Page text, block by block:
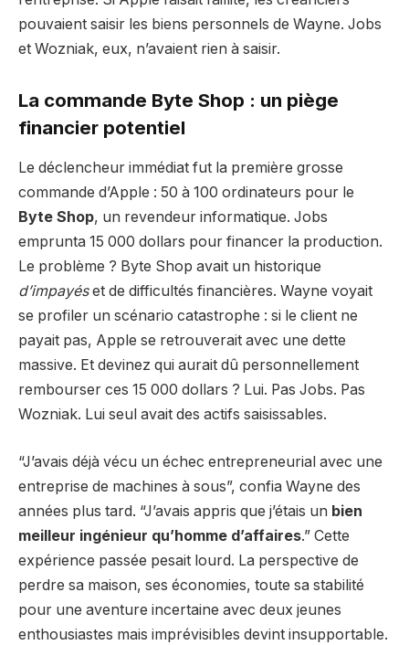
pouvaient saisir les biens personnels de Wayne. Jobs
et Wozniak, eux, n’avaient rien à saisir.
La commande Byte Shop : un piège
financier potentiel
Le déclencheur immédiat fut la première grosse
commande d’Apple : 50 à 100 ordinateurs pour le
Byte Shop, un revendeur informatique. Jobs
emprunta 15 000 dollars pour financer la production.
Le problème ? Byte Shop avait un historique
d’impayéset de difficultés financières. Wayne voyait
se profiler un scénario catastrophe : si le client ne
payait pas, Apple se retrouverait avec une dette
massive. Et devinez qui aurait dû personnellement
rembourser ces 15 000 dollars ? Lui. Pas Jobs. Pas
Wozniak. Lui seul avait des actifs saisissables.
“J’avais déjà vécu un échec entrepreneurial avec une
entreprise de machines à sous”, confia Wayne des
années plus tard. “J’avais appris que j’étais un bien
meilleur ingénieur qu’homme d’affaires.” Cette
expérience passée pesait lourd. La perspective de
perdre sa maison, ses économies, toute sa stabilité
pour une aventure incertaine avec deux jeunes
enthousiastes mais imprévisibles devint insupportable.